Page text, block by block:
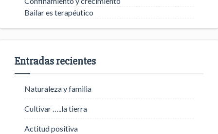
Bailar es terapéutico
Entradas recientes
Naturaleza y familia
Cultivar …..la tierra
Actitud positiva